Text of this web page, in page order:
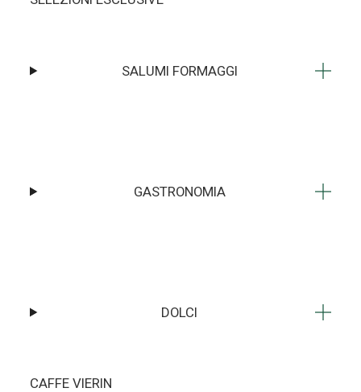
SALUMI FORMAGGI
GASTRONOMIA
DOLCI
CAFFE VIERIN